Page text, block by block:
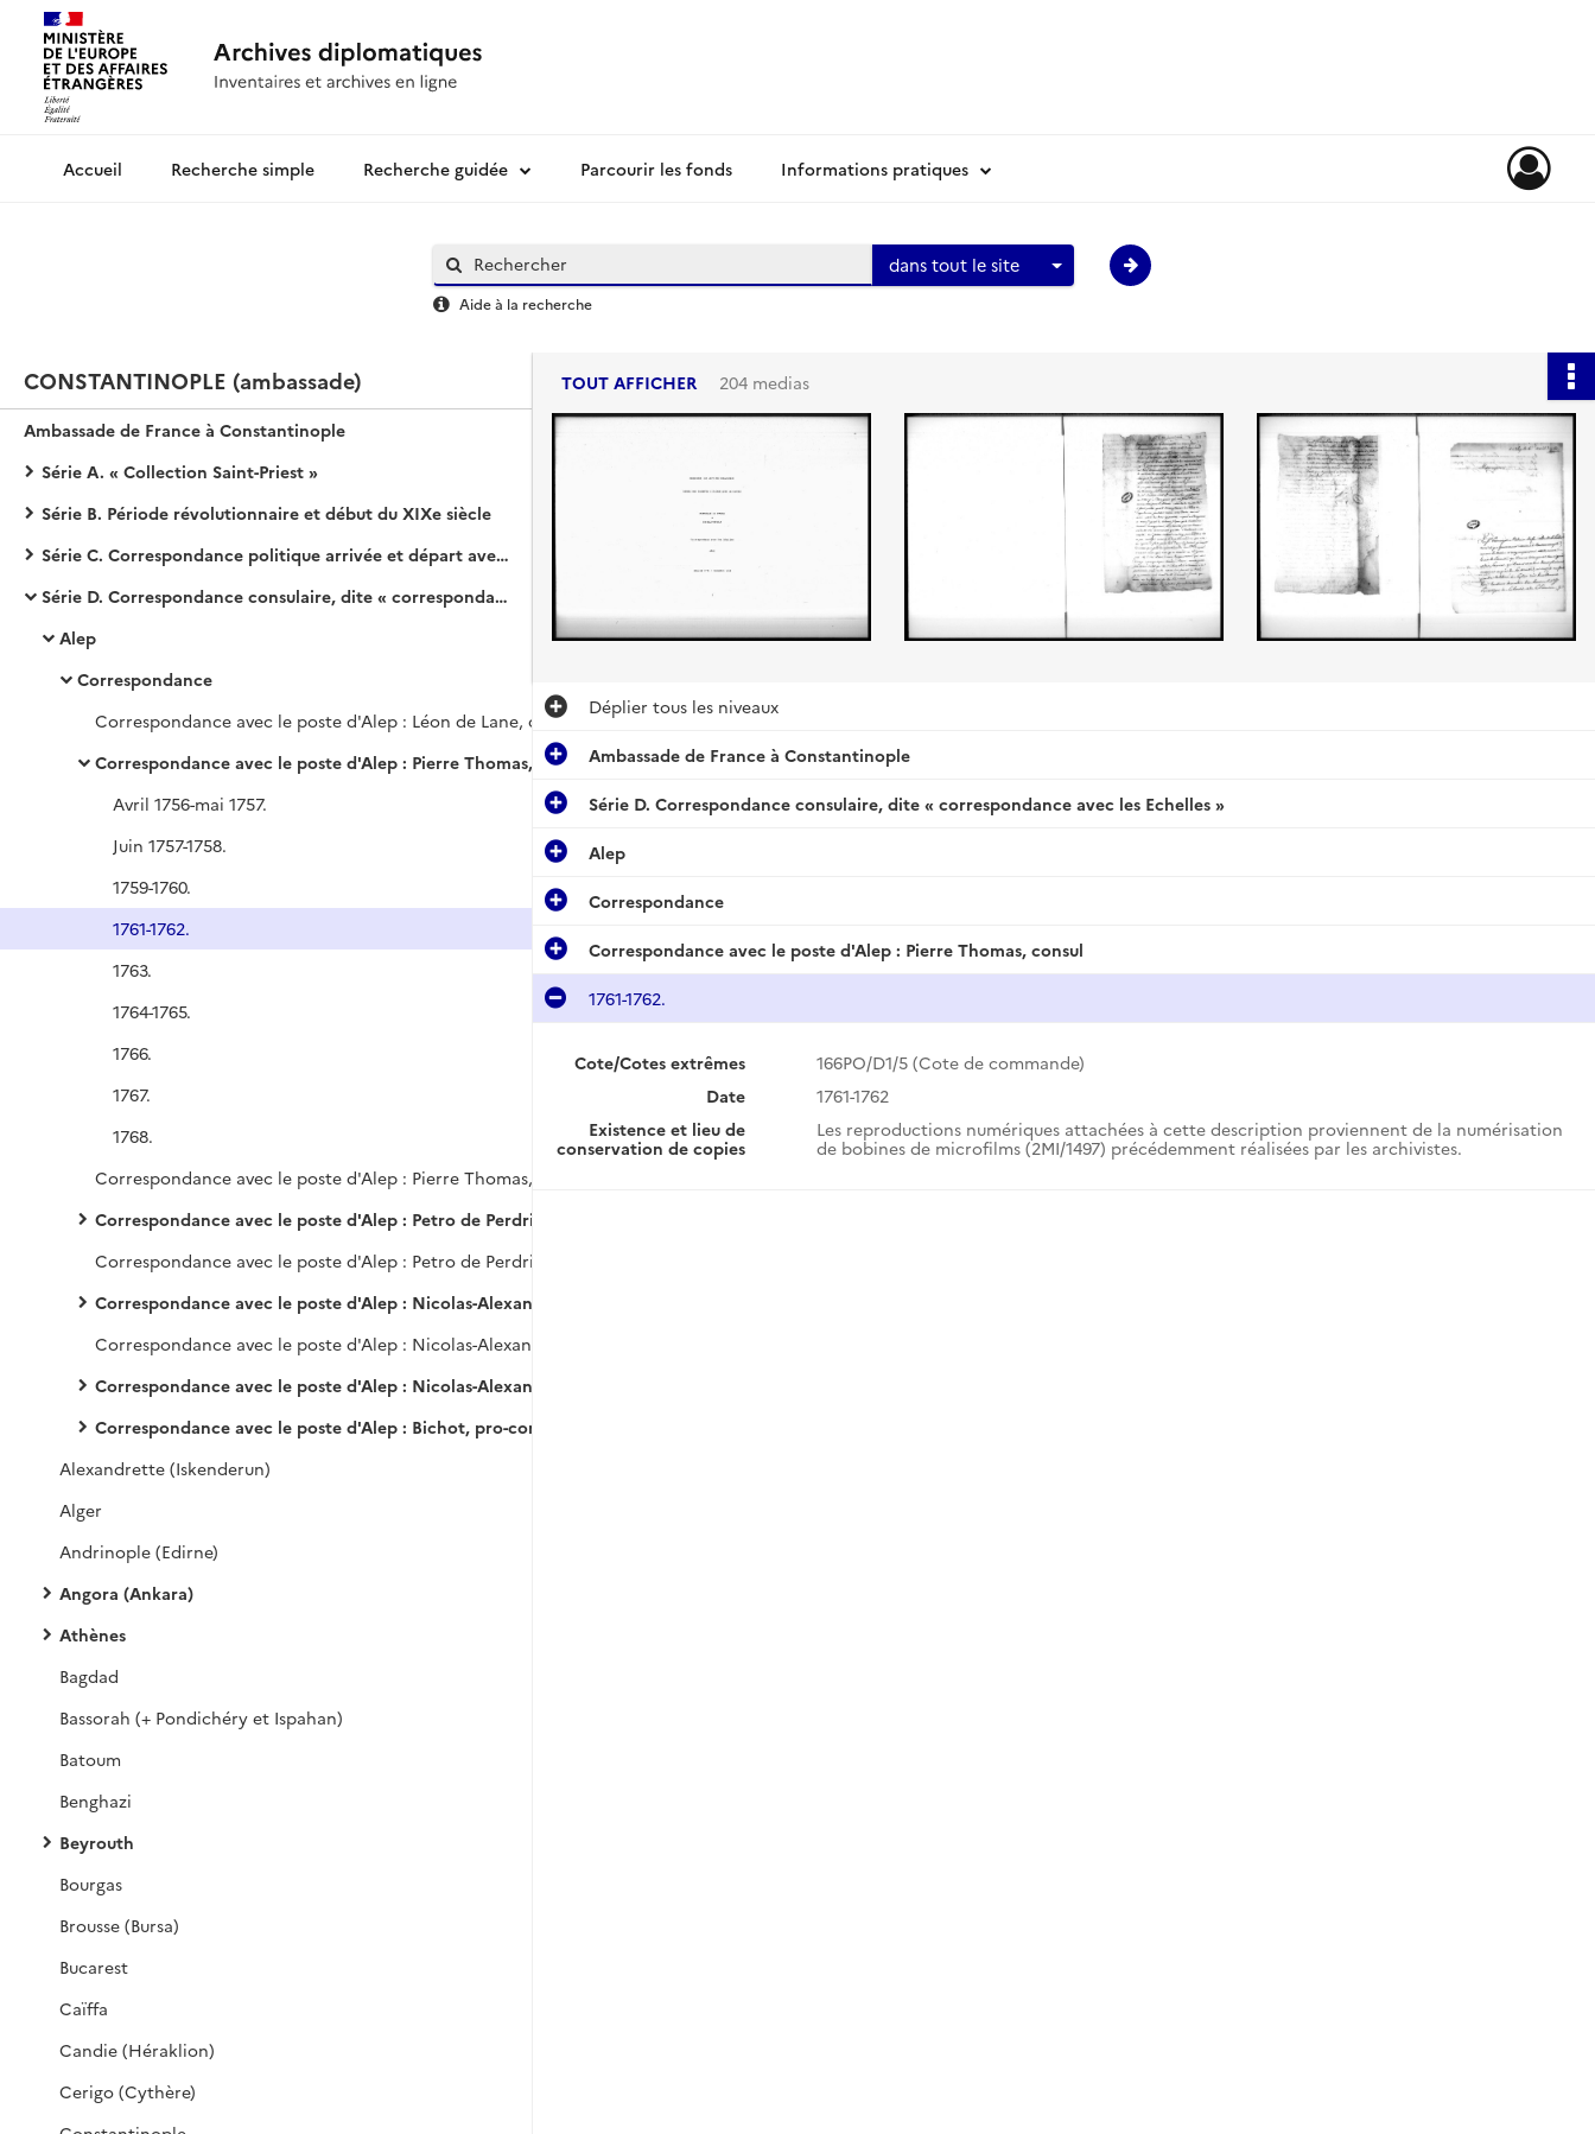
Archives diplomatiquesRecherche simple Recherche guidée Parcourir les fonds Informations pratiques
dans tout le site
Aide à la recherche
CONSTANTINOPLE (ambassade)
Ambassade de France à Constantinople
Série A. « Collection Saint-Priest »
Série B. Période révolutionnaire et début du XIXe siècle
Série C. Correspondance politique arrivée et départ avec le ministère des Affaires étrangères
Série D. Correspondance consulaire, dite « correspondance avec les Echelles »
Alep
Correspondance
Correspondance avec le poste d'Alep : Léon de Lane, consul, décédé le 29 janvier 1742, puis Taupin et Routier, députés de la nation, puis Joseph Arazy, consul nommé en juin 1742, décédé le 22 mars 1745, puis Aubergy, député de la nation, puis François de Lane, nommé le 1er octobre 1745, puis Dauphin, Estienne et Guien, députés de la nation, puis Pierre Thomas, nommé consul le 17 novembre 1748 (1733-mars 1756).
Correspondance avec le poste d'Alep : Pierre Thomas, consul
Avril 1756-mai 1757.
Juin 1757-1758.
1759-1760.
1761-1762.
1763.
1764-1765.
1766.
1767.
1768.
Correspondance avec le poste d'Alep : Petro de Perdriau, consul
Correspondance avec le poste d'Alep : Nicolas-Alexandre Ame, consul
Correspondance avec le poste d'Alep : Nicolas-Alexandre Ame, puis Bichot, député de la nation, élu pro-consul le 15 prairial an II
Correspondance avec le poste d'Alep : Bichot, pro-consul, puis Jean-Charles Choderlos, nommé consul général le 17 germinal
Alexandrette (Iskenderun)
Alger
Andrinople (Edirne)
Angora (Ankara)
Athènes
Bagdad
Bassorah (+ Pondichéry et Ispahan)
Batoum
Benghazi
Beyrouth
Bourgas
Brousse (Bursa)
Bucarest
Caïffa
Candie (Héraklion)
Cerigo (Cythère)
TOUT AFFICHER 204 medias
Déplier tous les niveaux
Ambassade de France à Constantinople
Série D. Correspondance consulaire, dite « correspondance avec les Echelles »
Alep
Correspondance
Correspondance avec le poste d'Alep : Pierre Thomas, consul
1761-1762.
Cote/Cotes extrêmes
166PO/D1/5 (Cote de commande)
Date
1761-1762
Existence et lieu de
conservation de copies
Les reproductions numériques attachées à cette description proviennent de la numérisation
de bobines de microfilms (2MI/1497) précédemment réalisées par les archivistes.